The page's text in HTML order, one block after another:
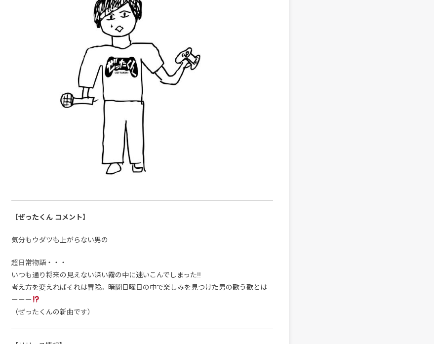
【ぜったくん コメント】
気分もウダツも上がらない男の
超日常物語・・・
いつも通り将来の見えない深い霧の中に迷いこんでしまった!!
考え方を変えればそれは冒険。暗闇日曜日の中で楽しみを見つけた男の歌う歌とは
ーーー
（ぜったくんの新曲です）